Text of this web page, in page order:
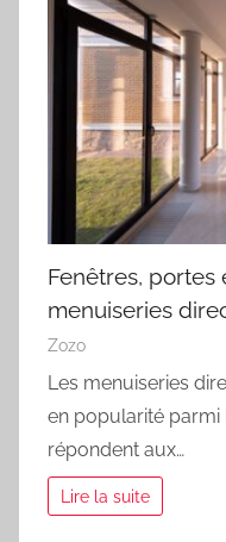
Fenêtres, portes
menuiseries
Zozo
Les menuiseries
en popularité parmi
répondent aux…
Lire la suite